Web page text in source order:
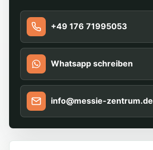
+49 176 71995053
Whatsapp schreiben
info@messie-zentrum.de